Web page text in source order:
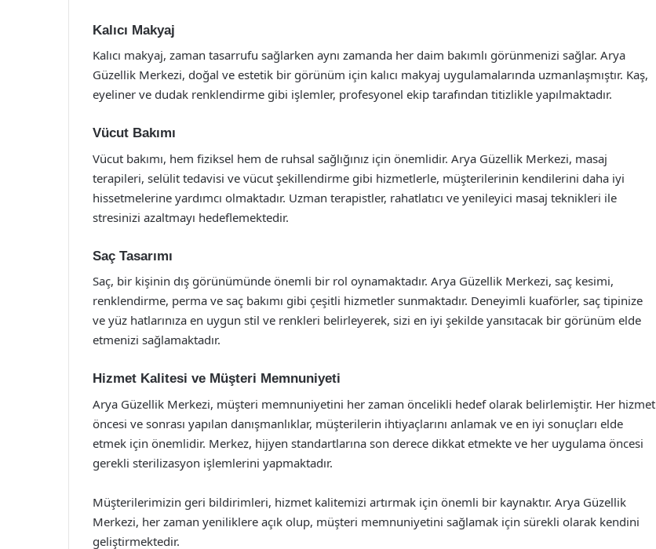
Kalıcı Makyaj
Kalıcı makyaj, zaman tasarrufu sağlarken aynı zamanda her daim bakımlı görünmenizi sağlar. Arya
Güzellik Merkezi, doğal ve estetik bir görünüm için kalıcı makyaj uygulamalarında uzmanlaşmıştır. Kaş,
eyeliner ve dudak renklendirme gibi işlemler, profesyonel ekip tarafından titizlikle yapılmaktadır.
Vücut Bakımı
Vücut bakımı, hem fiziksel hem de ruhsal sağlığınız için önemlidir. Arya Güzellik Merkezi, masaj
terapileri, selülit tedavisi ve vücut şekillendirme gibi hizmetlerle, müşterilerinin kendilerini daha iyi
hissetmelerine yardımcı olmaktadır. Uzman terapistler, rahatlatıcı ve yenileyici masaj teknikleri ile
stresinizi azaltmayı hedeflemektedir.
Saç Tasarımı
Saç, bir kişinin dış görünümünde önemli bir rol oynamaktadır. Arya Güzellik Merkezi, saç kesimi,
renklendirme, perma ve saç bakımı gibi çeşitli hizmetler sunmaktadır. Deneyimli kuaförler, saç tipinize
ve yüz hatlarınıza en uygun stil ve renkleri belirleyerek, sizi en iyi şekilde yansıtacak bir görünüm elde
etmenizi sağlamaktadır.
Hizmet Kalitesi ve Müşteri Memnuniyeti
Arya Güzellik Merkezi, müşteri memnuniyetini her zaman öncelikli hedef olarak belirlemiştir. Her hizmet
öncesi ve sonrası yapılan danışmanlıklar, müşterilerin ihtiyaçlarını anlamak ve en iyi sonuçları elde
etmek için önemlidir. Merkez, hijyen standartlarına son derece dikkat etmekte ve her uygulama öncesi
gerekli sterilizasyon işlemlerini yapmaktadır.
Müşterilerimizin geri bildirimleri, hizmet kalitemizi artırmak için önemli bir kaynaktır. Arya Güzellik
Merkezi, her zaman yeniliklere açık olup, müşteri memnuniyetini sağlamak için sürekli olarak kendini
geliştirmektedir.